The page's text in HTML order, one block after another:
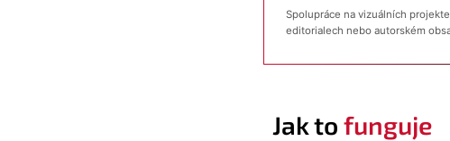
Spolupráce na vizuálních
editorialech nebo autorském
Jak to funguje